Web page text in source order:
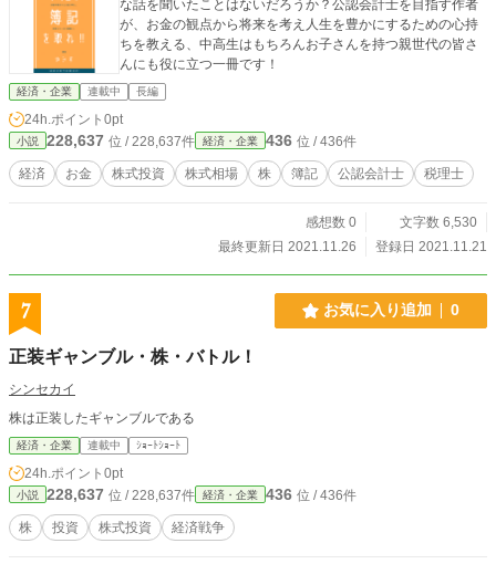
な話を聞いたことはないだろうか？公認会計士を目指す作者
が、お金の観点から将来を考え人生を豊かにするための心持
ちを教える、中高生はもちろんお子さんを持つ親世代の皆さ
んにも役に立つ一冊です！
経済・企業 連載中 長編
24h.ポイント 0pt
小説 228,637 位 / 228,637件 経済・企業 436 位 / 436件
経済 お金 株式投資 株式相場 株 簿記 公認会計士 税理士
感想数 0
文字数 6,530
最終更新日 2021.11.26
登録日 2021.11.21
7 お気に入り追加 0
正装ギャンブル・株・バトル！
シンセカイ
株は正装したギャンブルである
経済・企業 連載中 ｼｮｰﾄｼｮｰﾄ
24h.ポイント 0pt
小説 228,637 位 / 228,637件 経済・企業 436 位 / 436件
株 投資 株式投資 経済戦争